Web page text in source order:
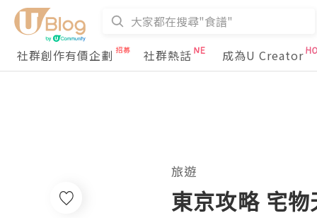
社群創作有價企劃 社群熱話 成為U Creator
旅遊
東京攻略 宅